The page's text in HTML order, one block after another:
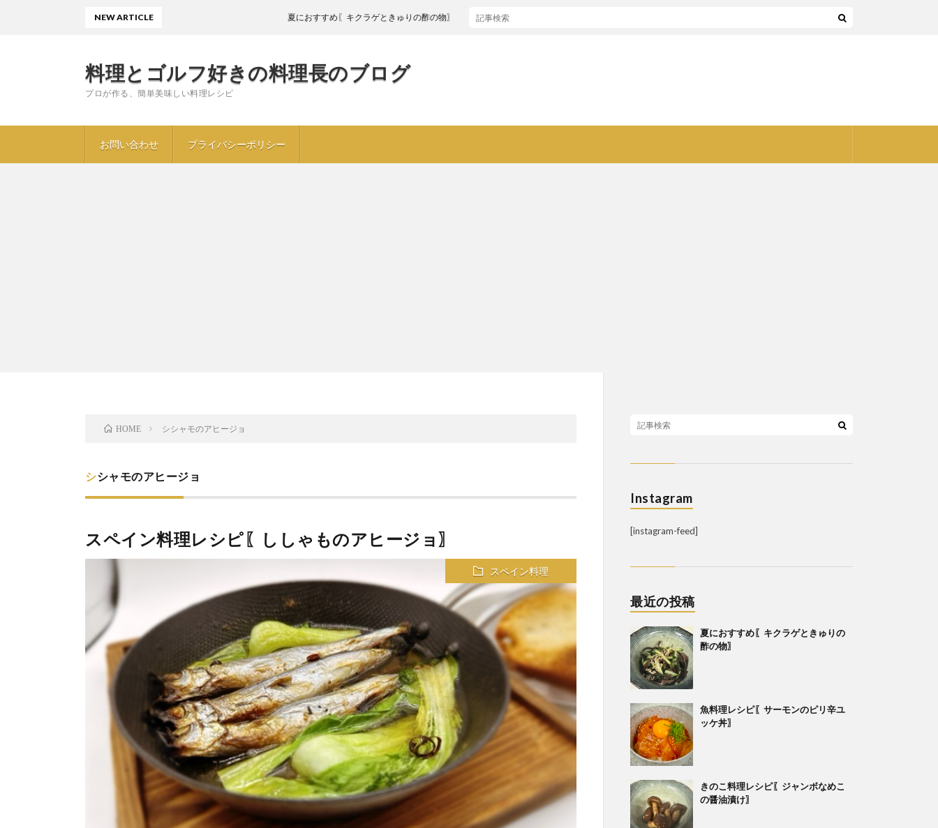
料理とゴルフ好きの料理長のブログ
プロが作る、簡単美味しい料理レシピ
お問い合わせ プライバシーポリシー
NEW ARTICLE 夏におすすめ〖キクラゲときゅりの酢の物〗
HOME シシャモのアヒージョ
シシャモのアヒージョ
スペイン料理レシピ〖ししゃものアヒージョ〗
スペイン料理
Instagram
[instagram-feed]
最近の投稿
夏におすすめ〖キクラゲときゅりの
酢の物〗
魚料理レシピ〖サーモンのピリ辛ユ
ッケ丼〗
きのこ料理レシピ〖ジャンボなめこ
の醤油漬け〗